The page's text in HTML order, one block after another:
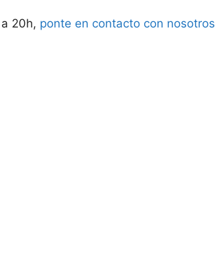
20h, ponte en contacto con nosotros